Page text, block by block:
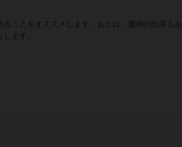
ことをオススメします。あとは、建物の効果もあ
ます。